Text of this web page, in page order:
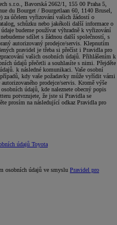
s.r.o., Bavorská 2662/1, 155 00 Praha 5,
du Bourget / Bourgetlaan 60, 1140 Brusel,
za účelem vyřizování vašich žádostí o
schůzku nebo jakékoli další informace o
budeme používat výhradně k vyřizování
sdílet s žádnou další společností, s
autorizovaný prodejce/servis. Klepnutím
pravidel je třeba si přečíst i Pravidla pro
vašich osobních údajů. Přihlášením k
údajů přečetli a souhlasíte s nimi. Přejděte
k následné komunikaci. Vaše osobní
kdy vaše požadavky může vyřídit vámi
prodejce/servis. Kromě výše
údajů, kde naleznete obecný popis
potvrzujete, že jste si Pravidla se
prosím na následující odkaz Pravidla pro
údajů Toyota
osobních údajů ve smyslu Pravidel pro